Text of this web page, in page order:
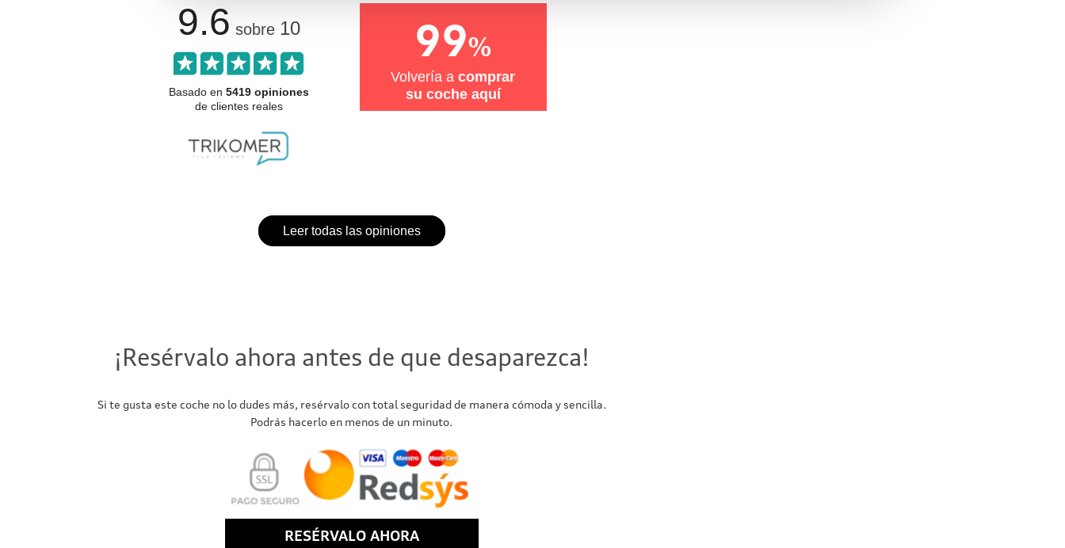
9.6 sobre 10
Basado en 5419 opiniones
de clientes reales
99%
Volvería acomprar
su coche aquí
Leer todas las opiniones
¡Resérvalo ahora antes de que desaparezca!
Si te gusta este coche no lo dudes más, resérvalo con total seguridad de manera cómoda y sencilla.
Podrás hacerlo en menos de un minuto.
RESÉRVALO AHORA